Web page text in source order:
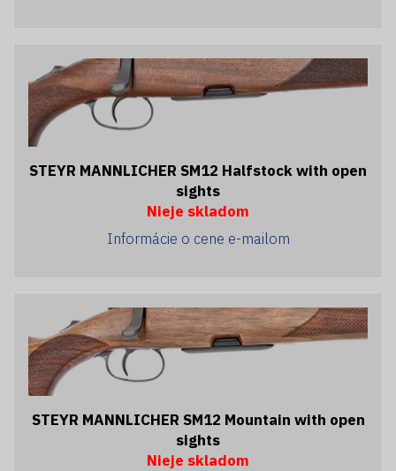
STEYR MANNLICHER SM12 Halfstock with open
sights
Nieje skladom
Informácie o cene e-mailom
STEYR MANNLICHER SM12 Mountain with open
sights
Nieje skladom